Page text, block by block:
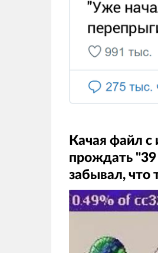
Качая файл
прождать "39
забывал, что